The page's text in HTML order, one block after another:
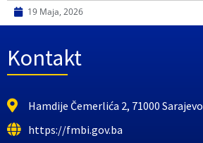
19 Maja, 2026
Kontakt
Hamdije Čemerlića 2, 71000 Sarajevo
https://fmbi.gov.ba